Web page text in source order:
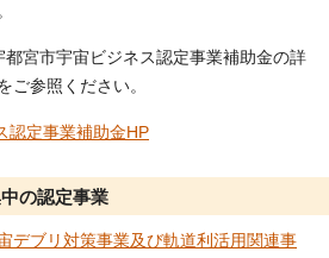
宮市宇宙ビジネス認定事業補助金の詳
ご参照ください。
認定事業補助金HP
の認定事業
デブリ対策事業及び軌道利活用関連事